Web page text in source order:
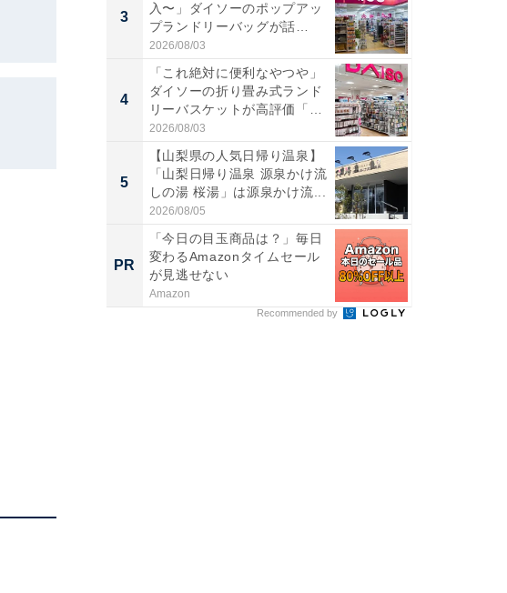
3
入〜」ダイソーのポップアッ
プランドリーバッグが話
題。“さま...
2026/08/03
4
「これ絶対に便利なやつや」
ダイソーの折り畳み式ランド
リーバスケットが高評価「使
わ...
2026/08/03
5
【山梨県の人気日帰り温泉】
「山梨日帰り温泉 源泉かけ流
しの湯 桜湯」は源泉かけ流...
2026/08/05
PR
「今日の目玉商品は？」毎日
変わるAmazonタイムセール
が見逃せない
Amazon
Recommended by